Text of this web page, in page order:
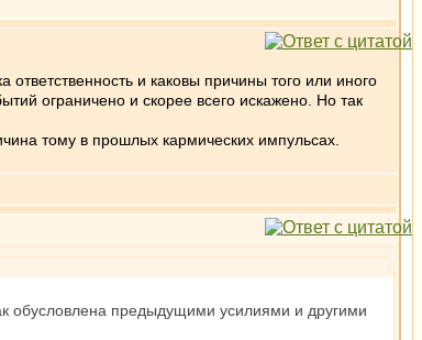
и каковы причины того или иного
ограничено и скорее всего искажено. Но так
тому в прошлых кармических импульсах.
обусловлена предыдущими усилиями и другими